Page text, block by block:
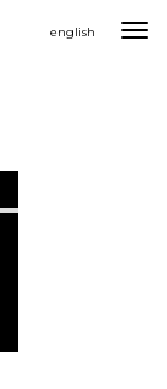
english